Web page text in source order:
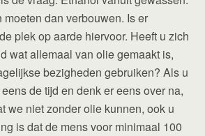
dan verbouwen. Is er
plek op aarde hiervoor. Heeft u zich
wat allemaal van olie gemaakt is,
bezigheden gebruiken? Als u
de tijd en denk er eens over na,
we niet zonder olie kunnen, ook u
is dat de mens voor minimaal 100